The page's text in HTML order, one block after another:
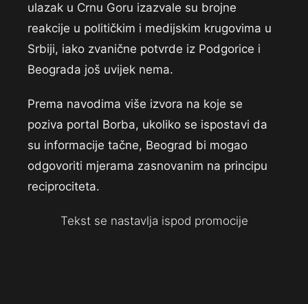
ulazak u Crnu Goru izazvale su brojne
reakcije u političkim i medijskim krugovima u
Srbiji, iako zvanične potvrde iz Podgorice i
Beograda još uvijek nema.
Prema navodima više izvora na koje se
poziva portal Borba, ukoliko se ispostavi da
su informacije tačne, Beograd bi mogao
odgovoriti mjerama zasnovanim na principu
reciprociteta.
Tekst se nastavlja ispod promocije